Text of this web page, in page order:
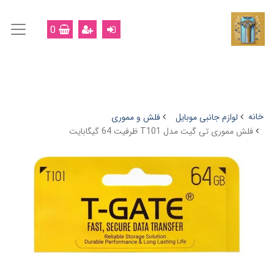
0
خانه لوازم جانبی موبایل
فلش و مموری
فلش مموری تی گیت مدل T101 ظرفیت 64 گیگابایت